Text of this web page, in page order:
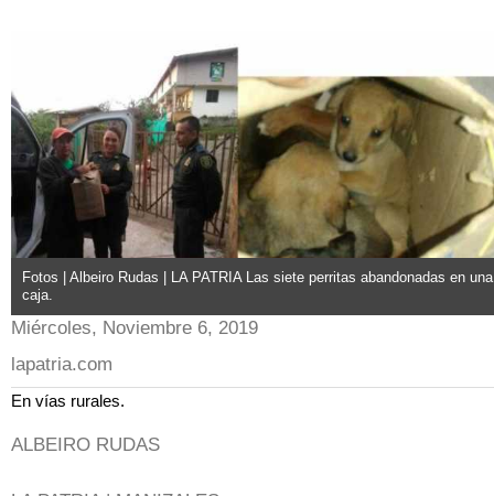
Fotos | Albeiro Rudas | LA PATRIA Las siete perritas abandonadas en una
caja.
Miércoles, Noviembre 6, 2019
lapatria.com
En vías rurales.
ALBEIRO RUDAS